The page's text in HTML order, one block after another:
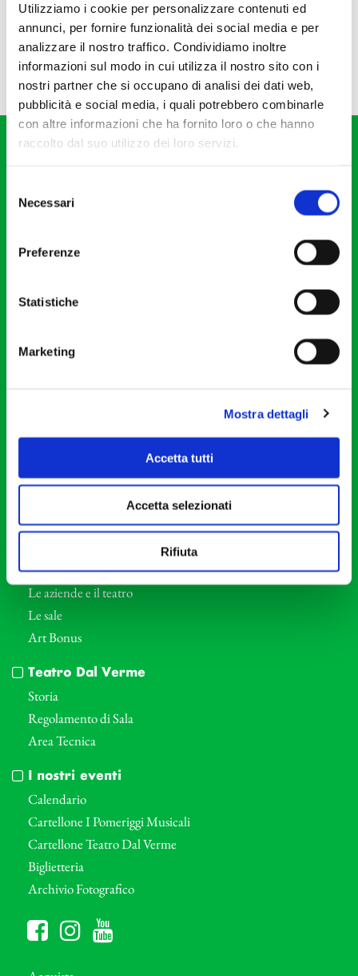
Utilizziamo i cookie per personalizzare contenuti ed
annunci, per fornire funzionalità dei social media e per
analizzare il nostro traffico. Condividiamo inoltre
informazioni sul modo in cui utilizza il nostro sito con i
nostri partner che si occupano di analisi dei dati web,
pubblicità e social media, i quali potrebbero combinarle
con altre informazioni che ha fornito loro o che hanno
raccolto dal suo utilizzo dei loro servizi.
delNecessari
Preferenze
Statistiche
Marketing
Mostra dettagli
Accetta tutti
Accetta selezionati
Rifiuta
Via S. Giovanni sul Muro, 2
Cod. Fisc. 80078650159
Orchestra I Pomeriggi Musicali
Direttore Artistico
Professori d’Orchestra
Eventi Corporate
Le aziende e il teatro
Le sale
Art Bonus
Teatro Dal Verme
Storia
Regolamento di Sala
Area Tecnica
I nostri eventi
Calendario
Cartellone I Pomeriggi Musicali
Cartellone Teatro Dal Verme
Biglietteria
Archivio Fotografico